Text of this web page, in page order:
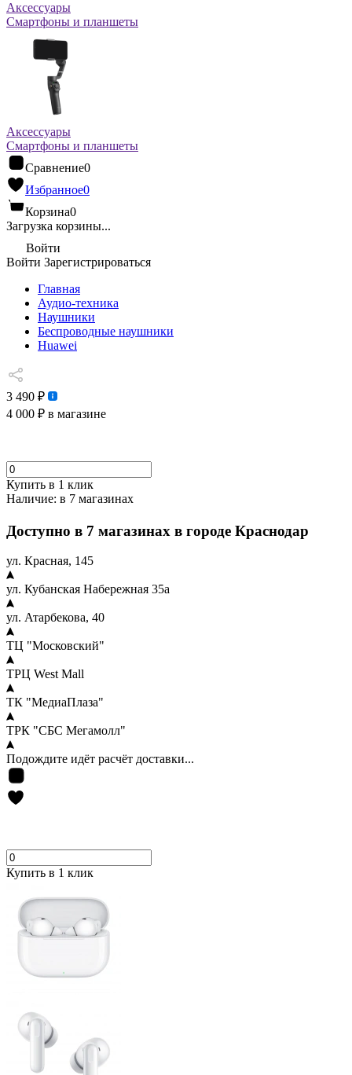
Аксессуары
Смартфоны и планшеты
Аксессуары
Смартфоны и планшеты
Сравнение0
Избранное0
Корзина0
Загрузка корзины...
Войти
Войти Зарегистрироваться
Главная
Аудио-техника
Наушники
Беспроводные наушники
Huawei
3 490 ₽
4 000 ₽ в магазине
Купить в 1 клик
Наличие: в 7 магазинах
Доступно в 7 магазинах в городе Краснодар
ул. Красная, 145
ул. Кубанская Набережная 35а
ул. Атарбекова, 40
ТЦ "Московский"
ТРЦ West Mall
ТК "МедиаПлаза"
ТРК "СБС Мегамолл"
Подождите идёт расчёт доставки...
Купить в 1 клик